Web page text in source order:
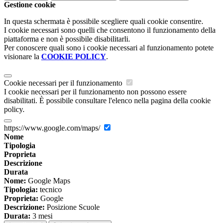
Gestione cookie
In questa schermata è possibile scegliere quali cookie consentire.
I cookie necessari sono quelli che consentono il funzionamento della
piattaforma e non è possibile disabilitarli.
Per conoscere quali sono i cookie necessari al funzionamento potete
visionare la COOKIE POLICY.
Cookie necessari per il funzionamento
I cookie necessari per il funzionamento non possono essere
disabilitati. È possibile consultare l'elenco nella pagina della cookie
policy.
https://www.google.com/maps/
Nome
Tipologia
Proprieta
Descrizione
Durata
Nome: Google Maps
Tipologia: tecnico
Proprieta: Google
Descrizione: Posizione Scuole
Durata: 3 mesi